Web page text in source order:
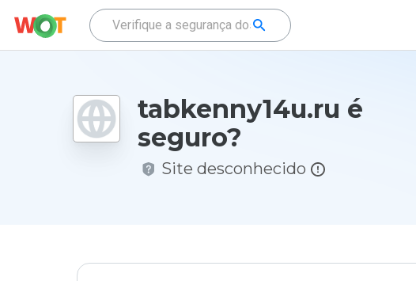
tabkenny14u.ru é
seguro?
Site desconhecido